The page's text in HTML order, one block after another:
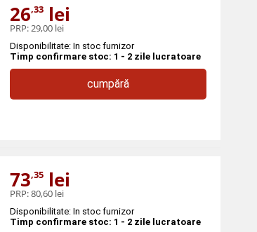
26,33 lei
PRP: 29,00 lei
Disponibilitate: In stoc furnizor
Timp confirmare stoc: 1 - 2 zile lucratoare
cumpără
73,35 lei
PRP:80,60 lei
Disponibilitate: In stoc furnizor
Timp confirmare stoc: 1 - 2 zile lucratoare